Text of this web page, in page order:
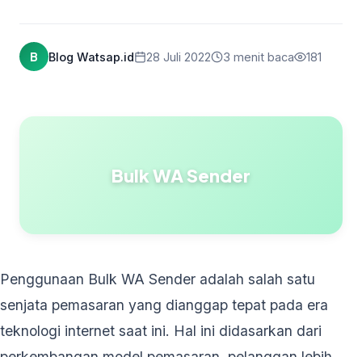
B Blog Watsap.id 28 Juli 2022 3 menit baca 181
Bulk WA Sender
Penggunaan Bulk WA Sender adalah salah satu
senjata pemasaran yang dianggap tepat pada era
teknologi internet saat ini. Hal ini didasarkan dari